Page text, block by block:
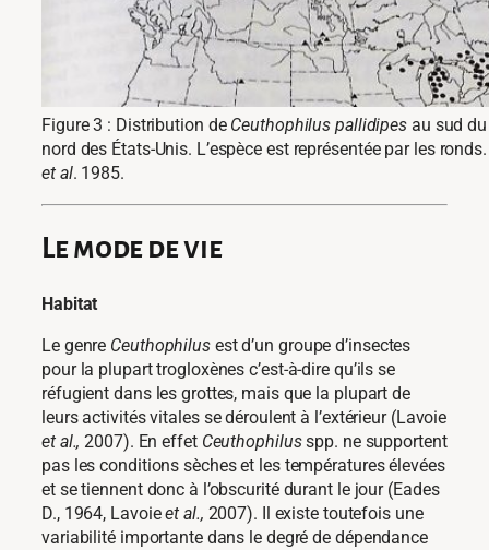
Figure 3 : Distribution de Ceuthophilus pallidipes au sud
nord des États-Unis. L’espèce est représentée par les
et al. 1985.
Le mode de vie
Habitat
Le genre Ceuthophilus est d’un groupe d’insectes
pour la plupart trogloxènes c’est-à-dire qu’ils se
réfugient dans les grottes, mais que la plupart de
leurs activités vitales se déroulent à l’extérieur (Lavoie
et al.,2007). En effet Ceuthophilusspp. ne supportent
pas les conditions sèches et les températures élevées
et se tiennent donc à l’obscurité durant le jour (Eades
D., 1964, Lavoieet al., 2007). Il existe toutefois une
variabilité importante dans le degré de dépendance